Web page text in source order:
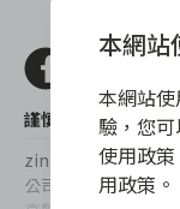
謹慎衡量自身財務
zingala銀角零卡/仲
公司合作，更不會要
本網站
本網站
驗，您
使用政
用政策。